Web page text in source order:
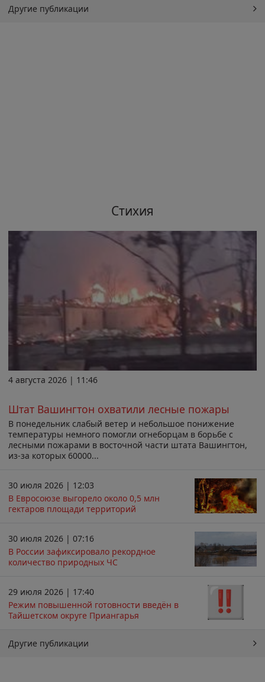
Другие публикации
Стихия
4 августа 2026 | 11:46
Штат Вашингтон охватили лесные пожары
В понедельник слабый ветер и небольшое понижение
температуры немного помогли огнеборцам в борьбе с
лесными пожарами в восточной части штата Вашингтон,
из-за которых 60000...
30 июля 2026 | 12:03
В Евросоюзе выгорело около 0,5 млн
гектаров площади территорий
30 июля 2026 | 07:16
В России зафиксировало рекордное
количество природных ЧС
29 июля 2026 | 17:40
Режим повышенной готовности введён в
Тайшетском округе Приангарья
Другие публикации